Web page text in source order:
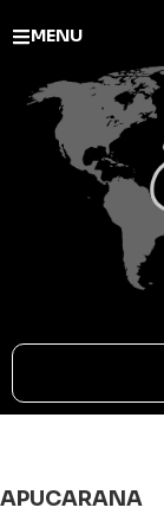
MENU
APUCARANA